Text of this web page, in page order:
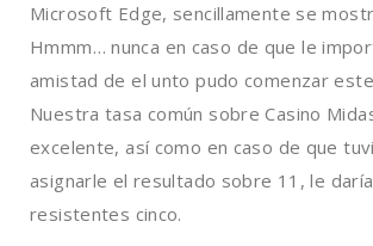
Microsoft Edge, sencillamente se
Hmmm… nunca en caso de que le
amistad de el unto pudo comenzar
Nuestra tasa común sobre Casino
excelente, así­ como en caso de que
asignarle el resultado sobre 11, le
resistentes cinco.